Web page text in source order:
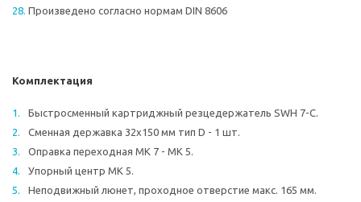
Произведено согласно нормам DIN 8606
Комплектация
Быстросменный картриджный резцедержатель SWH 7-С.
Сменная державка 32х150 мм тип D - 1 шт.
Оправка переходная МK 7 - МK 5.
Упорный центр МК 5.
Неподвижный люнет, проходное отверстие макс. 165 мм.